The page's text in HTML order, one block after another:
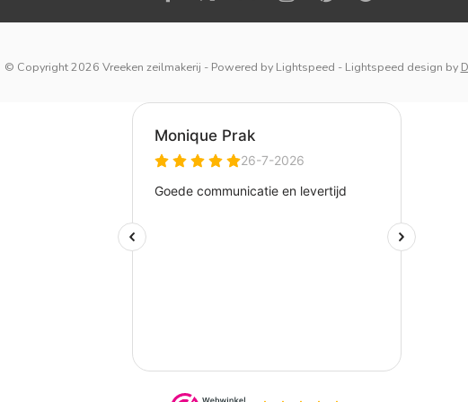
© Copyright 2026 Vreeken zeilmakerij - Powered by Lightspeed - Lightspeed design by